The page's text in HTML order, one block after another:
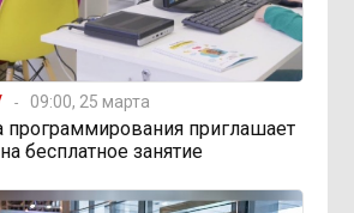
09:00, 25 марта
программирования приглашает
бесплатное занятие